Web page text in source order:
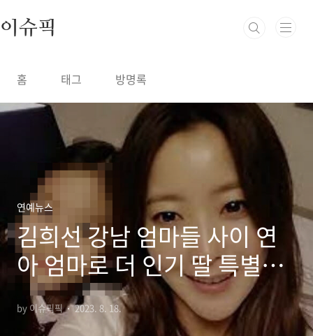
이슈픽
홈 태그 방명록
연예뉴스
김희선 강남 엄마들 사이 연
아 엄마로 더 인기 딸 특별한
교육법 화제
by 이슈픽픽 2023. 8. 18.